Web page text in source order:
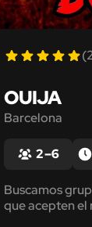
OUIJA
Barcelona
2 – 6
Buscamos
que acepten